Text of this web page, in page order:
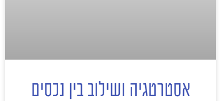
אסטרטגיה ושילוב בין נכסים